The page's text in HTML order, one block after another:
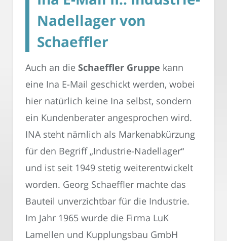
Nadellager von
Schaeffler
Auch an die Schaeffler Gruppe kann
eine Ina E-Mail geschickt werden, wobei
hier natürlich keine Ina selbst, sondern
ein Kundenberater angesprochen wird.
INA steht nämlich als Markenabkürzung
für den Begriff „Industrie-Nadellager“
und ist seit 1949 stetig weiterentwickelt
worden. Georg Schaeffler machte das
Bauteil unverzichtbar für die Industrie.
Im Jahr 1965 wurde die Firma LuK
Lamellen und Kupplungsbau GmbH